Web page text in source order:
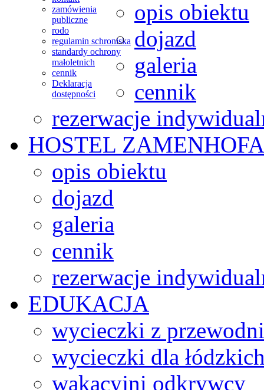
zamówienia
publiczne
rodo
regulamin schroniska
standardy ochrony
małoletnich
cennik
Deklaracja
dostępności
opis obiektu
dojazd
galeria
cennik
rezerwacje
HOSTEL
opis obiektu
dojazd
galeria
cennik
rezerwacje
EDUKACJA
wycieczki z
wycieczki dla
wakacyjni odkrywcy